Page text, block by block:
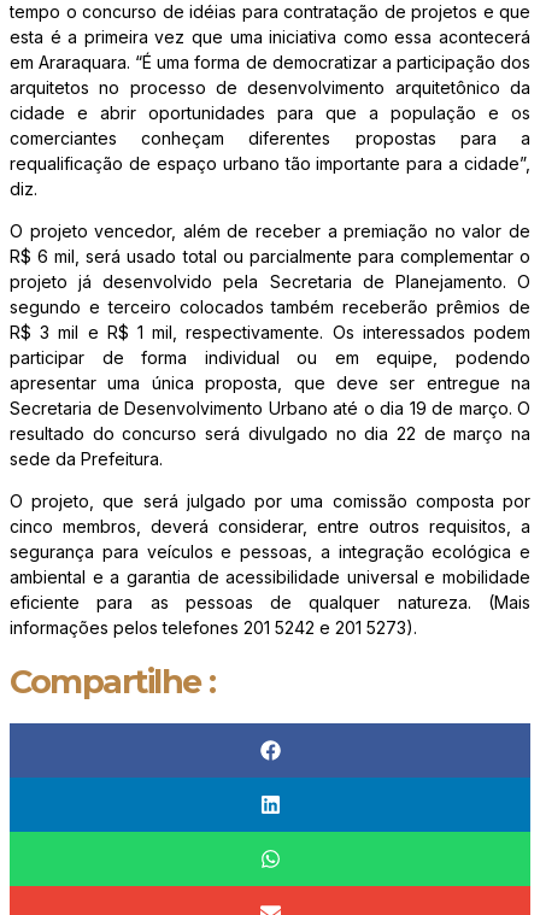
tempo o concurso de idéias para contratação de projetos e que
esta é a primeira vez que uma iniciativa como essa acontecerá
em Araraquara. “É uma forma de democratizar a participação dos
arquitetos no processo de desenvolvimento arquitetônico da
cidade e abrir oportunidades para que a população e os
comerciantes conheçam diferentes propostas para a
requalificação de espaço urbano tão importante para a cidade”,
diz.
O projeto vencedor, além de receber a premiação no valor de
R$ 6 mil, será usado total ou parcialmente para complementar o
projeto já desenvolvido pela Secretaria de Planejamento. O
segundo e terceiro colocados também receberão prêmios de
R$ 3 mil e R$ 1 mil, respectivamente. Os interessados podem
participar de forma individual ou em equipe, podendo
apresentar uma única proposta, que deve ser entregue na
Secretaria de Desenvolvimento Urbano até o dia 19 de março. O
resultado do concurso será divulgado no dia 22 de março na
sede da Prefeitura.
O projeto, que será julgado por uma comissão composta por
cinco membros, deverá considerar, entre outros requisitos, a
segurança para veículos e pessoas, a integração ecológica e
ambiental e a garantia de acessibilidade universal e mobilidade
eficiente para as pessoas de qualquer natureza. (Mais
informações pelos telefones 201 5242 e 201 5273).
Compartilhe :